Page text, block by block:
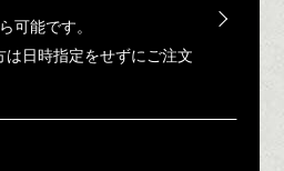
可能です。
は日時指定をせずにご注文